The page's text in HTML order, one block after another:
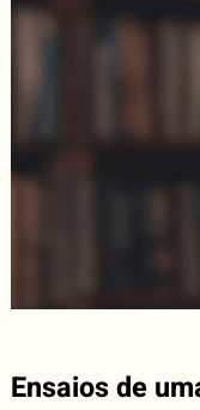
Ensaios de